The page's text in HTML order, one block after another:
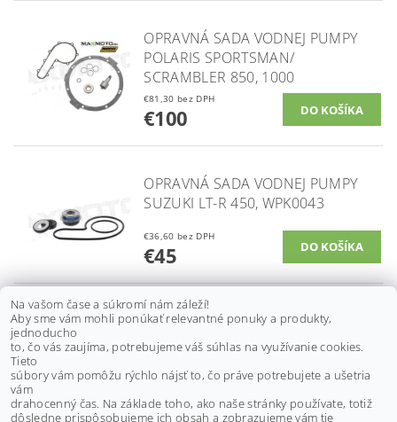
OPRAVNÁ SADA VODNEJ PUMPY
POLARIS SPORTSMAN/
SCRAMBLER 850, 1000
€81,30 bez DPH
€100
OPRAVNÁ SADA VODNEJ PUMPY
SUZUKI LT-R 450, WPK0043
€36,60 bez DPH
€45
OPRAVNÁ SADA VODNEJ PUMPY
SUZUKI LT-R450 QUADRACER,
06-09, 821916
€40,70 bez DPH
€50
Na vašom čase a súkromí nám záleží!
Aby sme vám mohli ponúkať relevantné ponuky a produkty,
jednoducho
to, čo vás zaujíma, potrebujeme váš súhlas na využívanie cookies.
Tieto
súbory vám pomôžu rýchlo nájsť to, čo práve potrebujete a ušetria
vám
drahocenný čas. Na základe toho, ako naše stránky používate, totiž
dôsledne prispôsobujeme ich obsah a zobrazujeme vám tie